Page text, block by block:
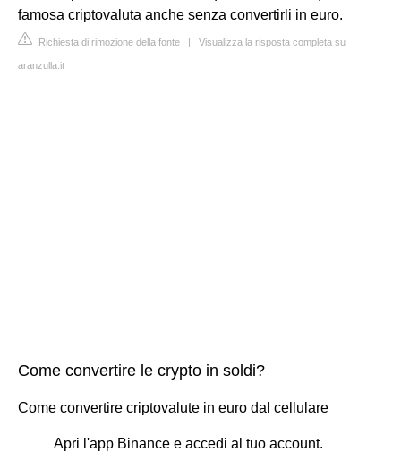
famosa criptovaluta anche senza convertirli in euro.
Richiesta di rimozione della fonte | Visualizza la risposta completa su
aranzulla.it
Come convertire le crypto in soldi?
Come convertire criptovalute in euro dal cellulare
Apri l'app Binance e accedi al tuo account.